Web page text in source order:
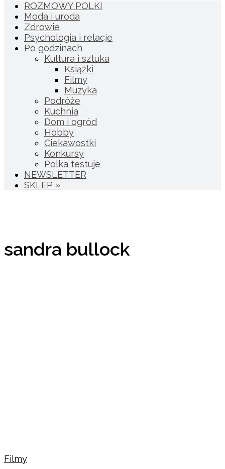
ROZMOWY POLKI
Moda i uroda
Zdrowie
Psychologia i relacje
Po godzinach
Kultura i sztuka
Książki
Filmy
Muzyka
Podróże
Kuchnia
Dom i ogród
Hobby
Ciekawostki
Konkursy
Polka testuje
NEWSLETTER
SKLEP »
sandra bullock
Filmy